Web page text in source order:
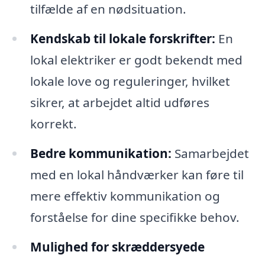
tilfælde af en nødsituation.
Kendskab til lokale forskrifter: En
lokal elektriker er godt bekendt med
lokale love og reguleringer, hvilket
sikrer, at arbejdet altid udføres
korrekt.
Bedre kommunikation: Samarbejdet
med en lokal håndværker kan føre til
mere effektiv kommunikation og
forståelse for dine specifikke behov.
Mulighed for skræddersyede